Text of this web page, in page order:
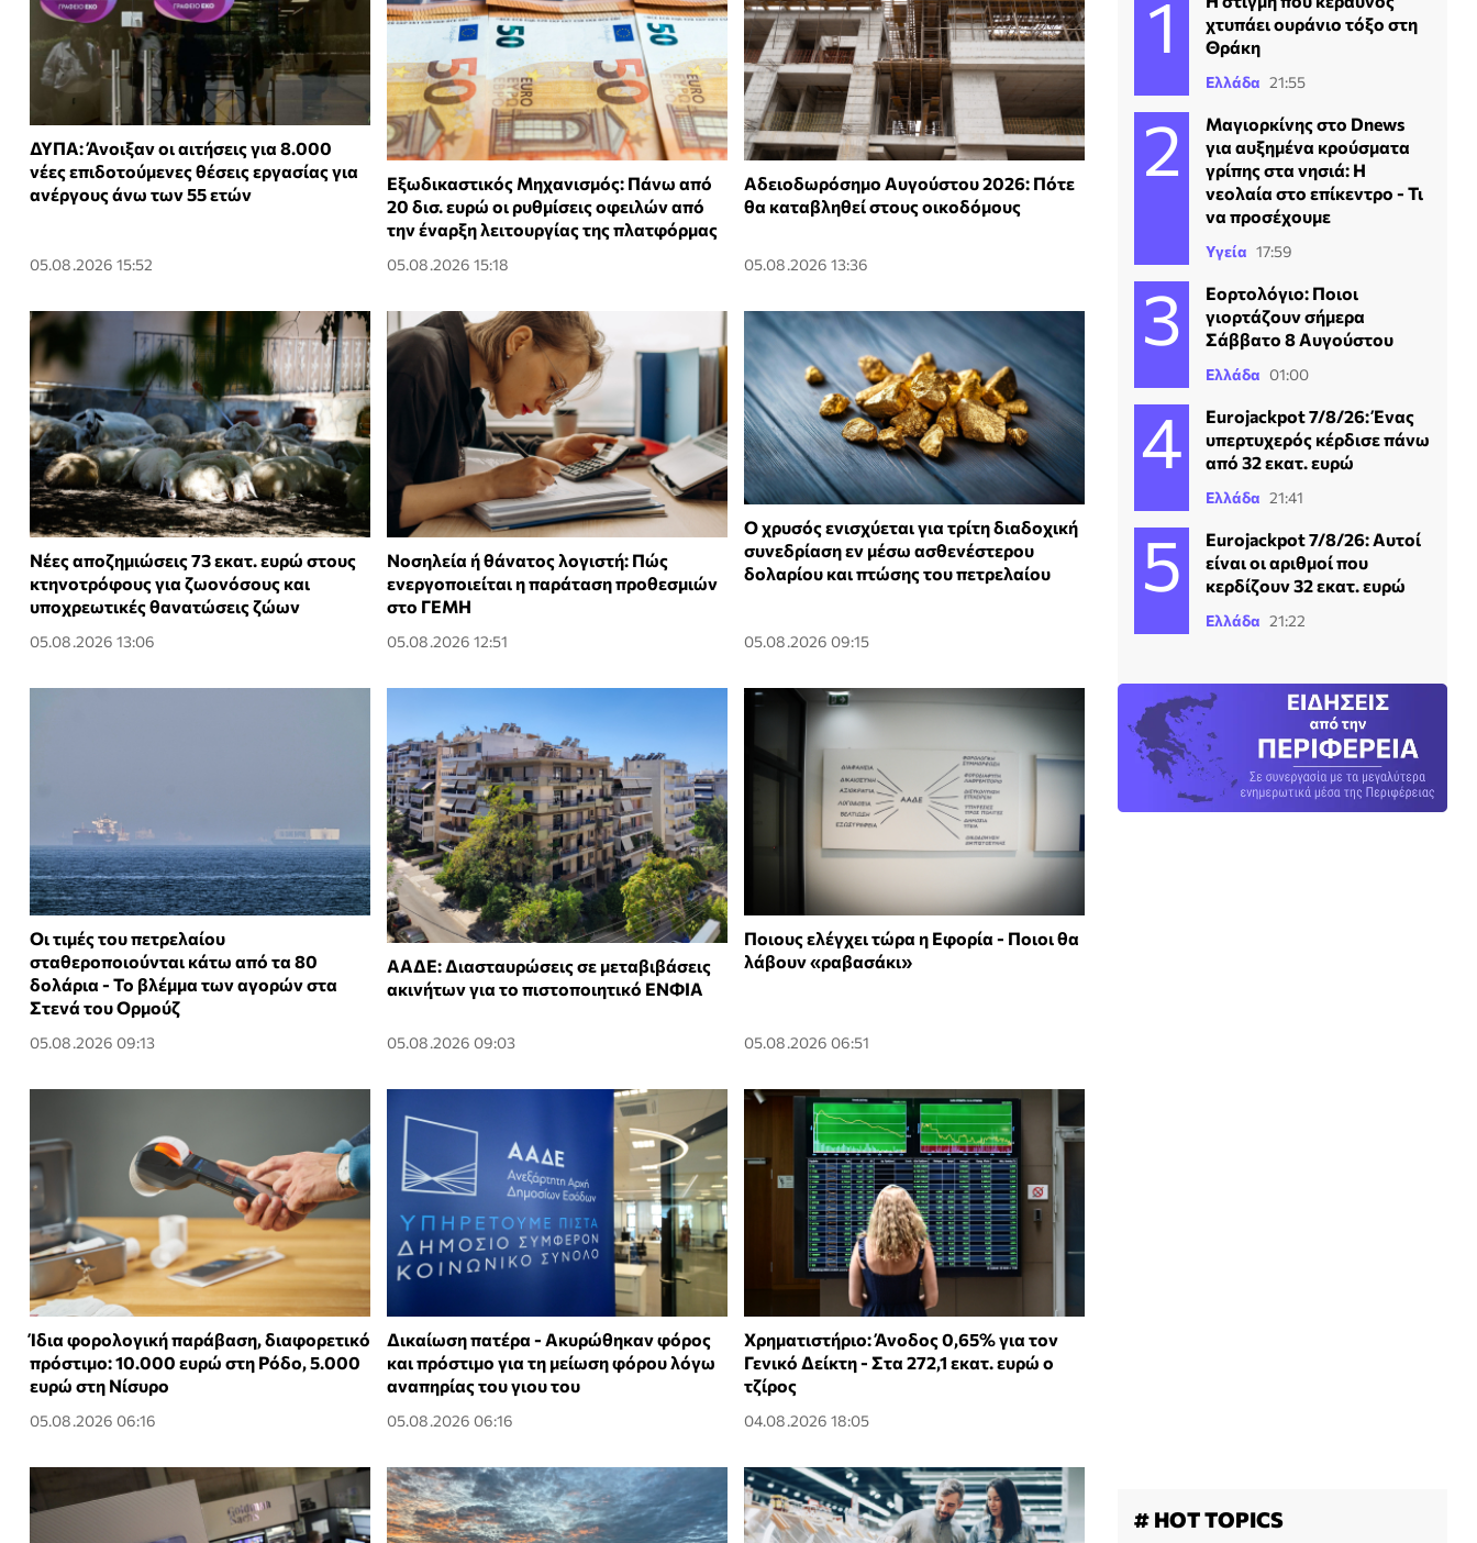
ΔΥΠΑ: Άνοιξαν οι αιτήσεις για 8.000
νέες επιδοτούμενες θέσεις εργασίας για
ανέργους άνω των 55 ετών
05.08.2026 15:52
Εξωδικαστικός Μηχανισμός: Πάνω από
20 δισ. ευρώ οι ρυθμίσεις οφειλών από
την έναρξη λειτουργίας της πλατφόρμας
05.08.2026 15:18
Αδειοδωρόσημο Αυγούστου 2026: Πότε
θα καταβληθεί στους οικοδόμους
05.08.2026 13:36
Νέες αποζημιώσεις 73 εκατ. ευρώ στους
κτηνοτρόφους για ζωονόσους και
υποχρεωτικές θανατώσεις ζώων
05.08.2026 13:06
Νοσηλεία ή θάνατος λογιστή: Πώς
ενεργοποιείται η παράταση προθεσμιών
στο ΓΕΜΗ
05.08.2026 12:51
Ο χρυσός ενισχύεται για τρίτη διαδοχική
συνεδρίαση εν μέσω ασθενέστερου
δολαρίου και πτώσης του πετρελαίου
05.08.2026 09:15
Οι τιμές του πετρελαίου
σταθεροποιούνται κάτω από τα 80
δολάρια - Το βλέμμα των αγορών στα
Στενά του Ορμούζ
05.08.2026 09:13
ΑΑΔΕ: Διασταυρώσεις σε μεταβιβάσεις
ακινήτων για το πιστοποιητικό ΕΝΦΙΑ
05.08.2026 09:03
Ποιους ελέγχει τώρα η Εφορία - Ποιοι θα
λάβουν «ραβασάκι»
05.08.2026 06:51
Ίδια φορολογική παράβαση, διαφορετικό
πρόστιμο: 10.000 ευρώ στη Ρόδο, 5.000
ευρώ στη Νίσυρο
05.08.2026 06:16
Δικαίωση πατέρα - Ακυρώθηκαν φόρος
και πρόστιμο για τη μείωση φόρου λόγω
αναπηρίας του γιου του
05.08.2026 06:16
Χρηματιστήριο: Άνοδος 0,65% για τον
Γενικό Δείκτη - Στα 272,1 εκατ. ευρώ ο
τζίρος
04.08.2026 18:05
χτυπάει ουράνιο τόξο στη
Θράκη
Ελλάδα 21:55
Μαγιορκίνης στο Dnews
για αυξημένα κρούσματα
γρίπης στα νησιά: Η
νεολαία στο επίκεντρο - Τι
να προσέχουμε
Υγεία 17:59
Εορτολόγιο: Ποιοι
γιορτάζουν σήμερα
Σάββατο 8 Αυγούστου
Ελλάδα 01:00
Eurojackpot 7/8/26: Ένας
υπερτυχερός κέρδισε πάνω
από 32 εκατ. ευρώ
Ελλάδα 21:41
Eurojackpot 7/8/26: Αυτοί
είναι οι αριθμοί που
κερδίζουν 32 εκατ. ευρώ
Ελλάδα 21:22
# HOT TOPICS